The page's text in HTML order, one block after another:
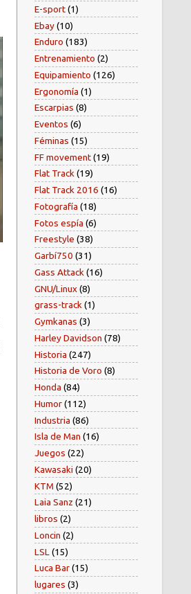
E-sport(1)
Ebay(10)
Enduro (183)
Entrenamiento (2)
Equipamiento (126)
Ergonomía (1)
Escarpias (8)
Eventos (6)
Féminas (15)
FF movement(19)
Flat Track(19)
Flat Track 2016 (16)
Fotografía (18)
Fotos espía (6)
Freestyle (38)
Garbí750 (31)
Gass Attack (16)
GNU/Linux(8)
grass-track(1)
Gymkanas (3)
Harley Davidson (78)
Historia (247)
Historia de Voro (8)
Honda (84)
Humor(112)
Industria (86)
Isla de Man (16)
Juegos (22)
Kawasaki (20)
KTM (52)
Laia Sanz (21)
libros (2)
Loncin (2)
LSL (15)
Luca Bar(15)
lugares (3)